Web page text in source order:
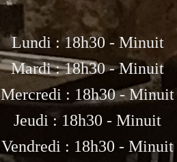
Lundi : 18h30 - Minuit
Mardi : 18h30 - Minuit
Mercredi : 18h30 - Minuit
Jeudi : 18h30 - Minuit
Vendredi : 18h30 - Minuit